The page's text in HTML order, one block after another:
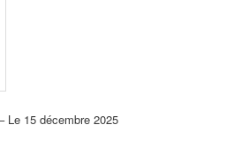
Le 15 décembre 2025